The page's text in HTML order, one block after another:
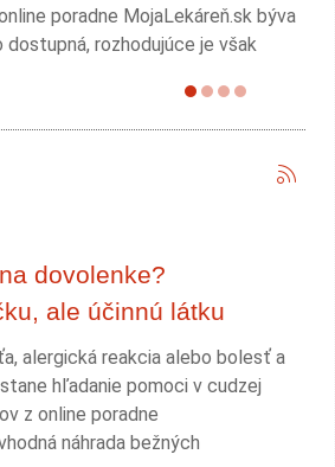
poradne MojaLekáreň.sk býva
rozhodujúce je však
dovolenke?
ale účinnú látku
alergická reakcia alebo bolesť a
hľadanie pomoci v cudzej
z online poradne
náhrada bežných